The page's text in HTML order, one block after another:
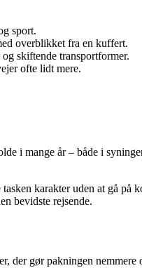
sport.
overblikket fra en kuffert.
skiftende transportformer.
ofte lidt mere.
i mange år – både i
tasken karakter uden at gå på
bevidste rejsende.
der gør pakningen nemmere